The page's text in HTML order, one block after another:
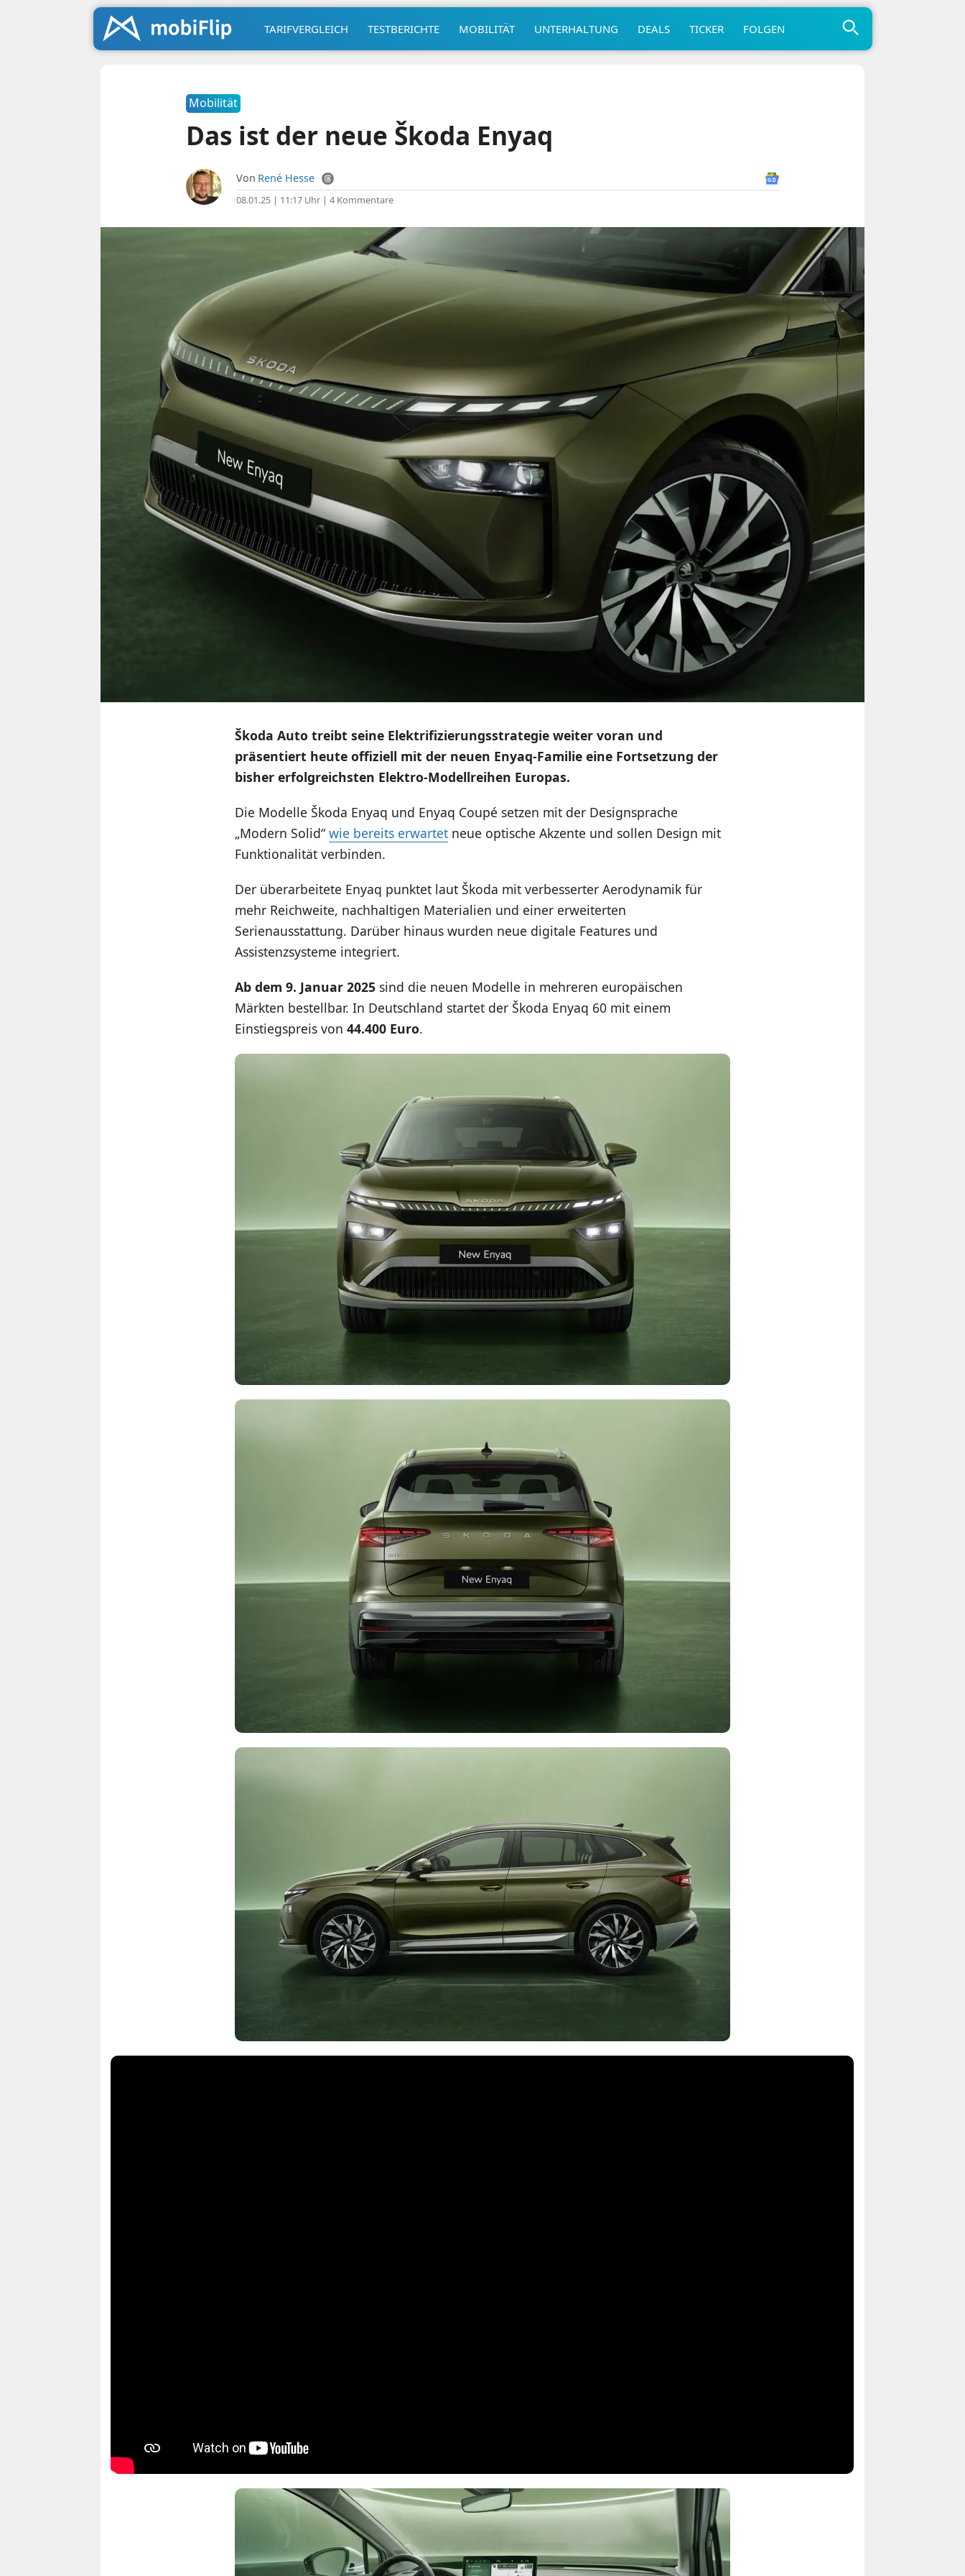
TARIFVERGLEICH TESTBERICHTE MOBILITÄT UNTERHALTUNG DEALS TICKER FOLGEN
Mobilität
Das ist der neue Škoda Enyaq
Von René Hesse
08.01.25 | 11:17 Uhr| 4 Kommentare
Škoda Auto treibt seine Elektrifizierungsstrategie weiter voran und
präsentiert heute offiziell mit der neuen Enyaq-Familie eine Fortsetzung der
bisher erfolgreichsten Elektro-Modellreihen Europas.
Die Modelle Škoda Enyaq und Enyaq Coupé setzen mit der Designsprache
„Modern Solid“ wie bereits erwartetneue optische Akzente und sollen Design mit
Funktionalität verbinden.
Der überarbeitete Enyaq punktet laut Škoda mit verbesserter Aerodynamik für
mehr Reichweite, nachhaltigen Materialien und einer erweiterten
Serienausstattung. Darüber hinaus wurden neue digitale Features und
Assistenzsysteme integriert.
Ab dem 9. Januar 2025sind die neuen Modelle in mehreren europäischen
Märkten bestellbar. In Deutschland startet der Škoda Enyaq 60 mit einem
Einstiegspreis von 44.400 Euro.